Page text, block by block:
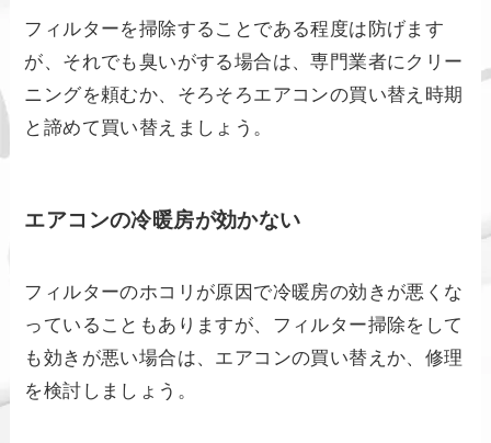
フィルターを掃除することである程度は防げます
が、それでも臭いがする場合は、専門業者にクリー
ニングを頼むか、そろそろエアコンの買い替え時期
と諦めて買い替えましょう。
エアコンの冷暖房が効かない
フィルターのホコリが原因で冷暖房の効きが悪くな
っていることもありますが、フィルター掃除をして
も効きが悪い場合は、エアコンの買い替えか、修理
を検討しましょう。